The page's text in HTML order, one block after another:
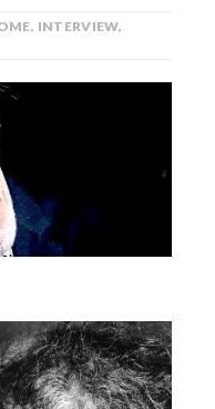
, INTERVIEW,